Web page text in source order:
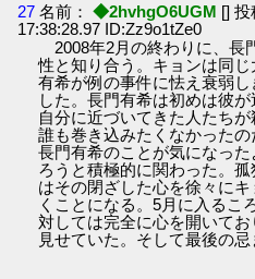
27 名前： ◆2hvhgO6UGM [] 投
17:38:28.97 ID:Zz9o1tZe0
2008年2月の終わりに、長
性と知り合う。キョンは同
有希が例の事件に怯え衰弱
した。長門有希は初めは彼が
自分に近づいてきた人たち
誰も巻き込みたくなかった
長門有希のことが気になっ
ろうと積極的に関わった。
はその閉ざした心を徐々に
くことになる。5月に入るこ
対しては完全に心を開いて
見せていた。そして最後の忌